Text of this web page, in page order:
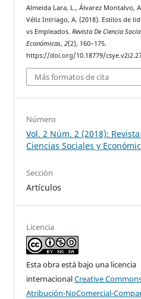
Almeida Lara, L., Álvarez Montalvo,
Véliz Intriago, A. (2018). Estilos de
vs Empleados.Revista De Ciencia
Económicas,2(2), 160–175.
https://doi.org/10.18779/
Más formatos de cita
Número
Vol. 2 Núm. 2 (2018):
Ciencias Sociales y
Sección
Artículos
Licencia
Esta obra está bajo una licencia
internacionalCreative
Atribución-NoComercial-